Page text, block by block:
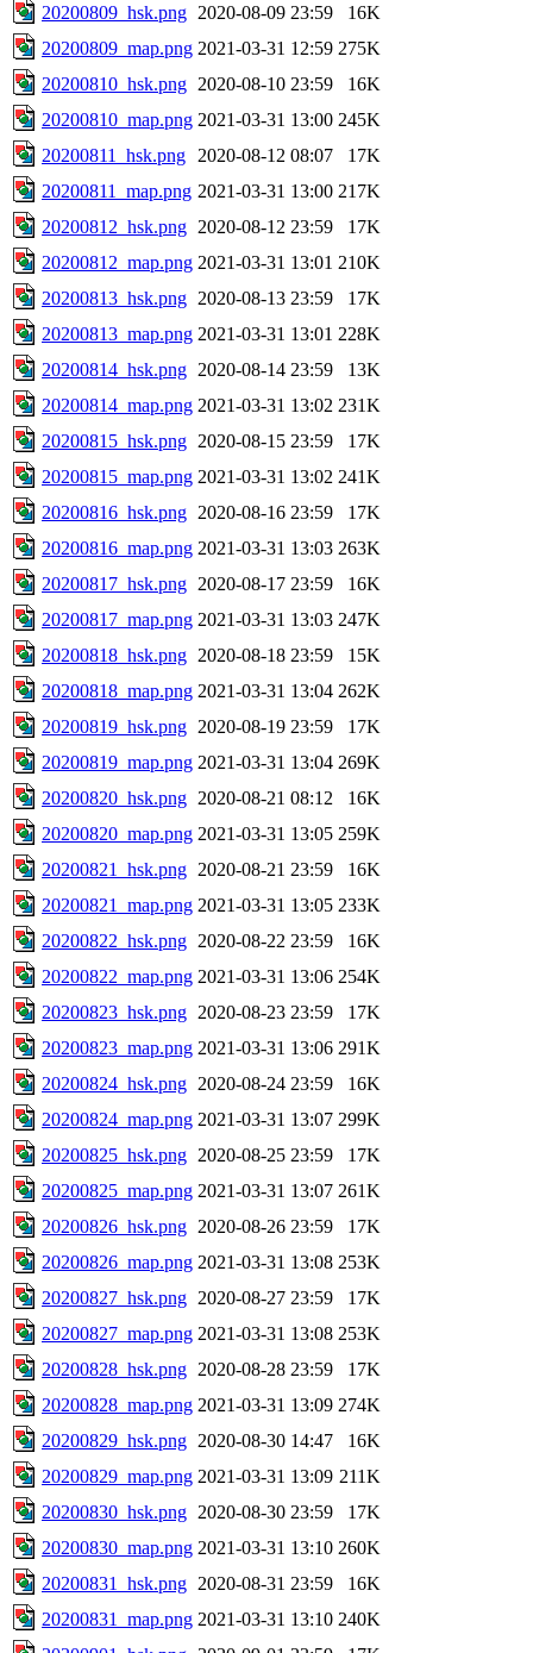
20200809_hsk.png 2020-08-09 23:59
16K
20200809_map.png 2021-03-31 12:59 275K
20200810_hsk.png 2020-08-10 23:59
16K
20200810_map.png 2021-03-31 13:00 245K
20200811_hsk.png
2020-08-12 08:07
17K
20200811_map.png 2021-03-31 13:00 217K
20200812_hsk.png 2020-08-12 23:59
17K
20200812_map.png 2021-03-31 13:01 210K
20200813_hsk.png 2020-08-13 23:59
17K
20200813_map.png 2021-03-31 13:01 228K
20200814_hsk.png 2020-08-14 23:59
13K
20200814_map.png 2021-03-31 13:02 231K
20200815_hsk.png 2020-08-15 23:59
17K
20200815_map.png 2021-03-31 13:02 241K
20200816_hsk.png 2020-08-16 23:59
17K
20200816_map.png 2021-03-31 13:03 263K
20200817_hsk.png 2020-08-17 23:59
16K
20200817_map.png 2021-03-31 13:03 247K
20200818_hsk.png 2020-08-18 23:59
15K
20200818_map.png 2021-03-31 13:04 262K
20200819_hsk.png 2020-08-19 23:59
17K
20200819_map.png 2021-03-31 13:04 269K
20200820_hsk.png 2020-08-21 08:12
16K
20200820_map.png 2021-03-31 13:05 259K
20200821_hsk.png 2020-08-21 23:59
16K
20200821_map.png 2021-03-31 13:05 233K
20200822_hsk.png 2020-08-22 23:59
16K
20200822_map.png 2021-03-31 13:06 254K
20200823_hsk.png 2020-08-23 23:59
17K
20200823_map.png 2021-03-31 13:06 291K
20200824_hsk.png 2020-08-24 23:59
16K
20200824_map.png 2021-03-31 13:07 299K
20200825_hsk.png 2020-08-25 23:59
17K
20200825_map.png 2021-03-31 13:07 261K
20200826_hsk.png 2020-08-26 23:59
17K
20200826_map.png 2021-03-31 13:08 253K
20200827_hsk.png 2020-08-27 23:59
17K
20200827_map.png 2021-03-31 13:08 253K
20200828_hsk.png 2020-08-28 23:59
17K
20200828_map.png 2021-03-31 13:09 274K
20200829_hsk.png 2020-08-30 14:47
16K
20200829_map.png 2021-03-31 13:09 211K
20200830_hsk.png 2020-08-30 23:59
17K
20200830_map.png 2021-03-31 13:10 260K
20200831_hsk.png 2020-08-31 23:59
16K
20200831_map.png 2021-03-31 13:10 240K